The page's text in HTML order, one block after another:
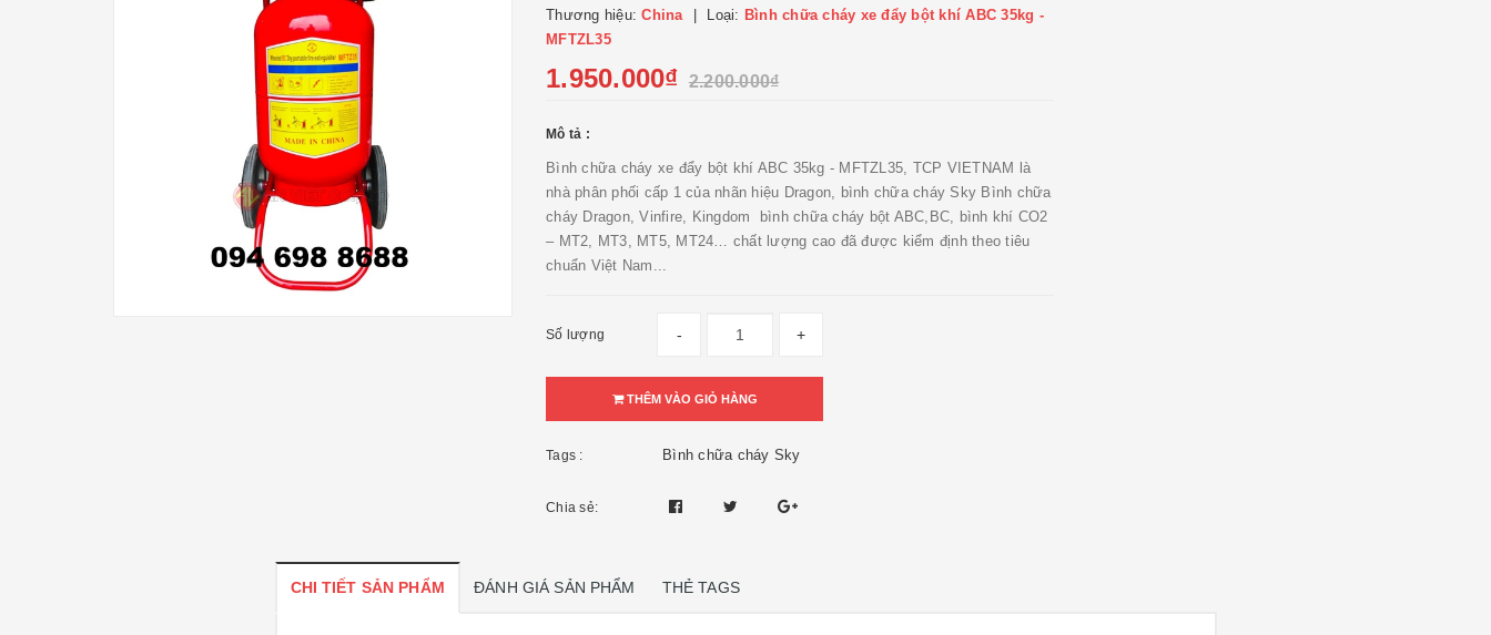
Thương hiệu:China Loại: Bình chữa cháy xe đẩy bột khí ABC 35kg -
MFTZL35
1.950.000₫ 2.200.000₫
Mô tả :
Bình chữa cháy xe đẩy bột khí ABC 35kg - MFTZL35, TCP VIETNAM là
nhà phân phối cấp 1 của nhãn hiệu Dragon, bình chữa cháy Sky Bình chữa
cháy Dragon, Vinfire, Kingdom bình chữa cháy bột ABC,BC, bình khí CO2
– MT2, MT3, MT5, MT24… chất lượng cao đã được kiểm định theo tiêu
chuẩn Việt Nam...
Số lượng - +
THÊM VÀO GIỎ HÀNG
Tags : Bình chữa cháy Sky
Chia sẻ:
CHI TIẾT SẢN PHẨM ĐÁNH GIÁ SẢN PHẨM THẺ TAGS